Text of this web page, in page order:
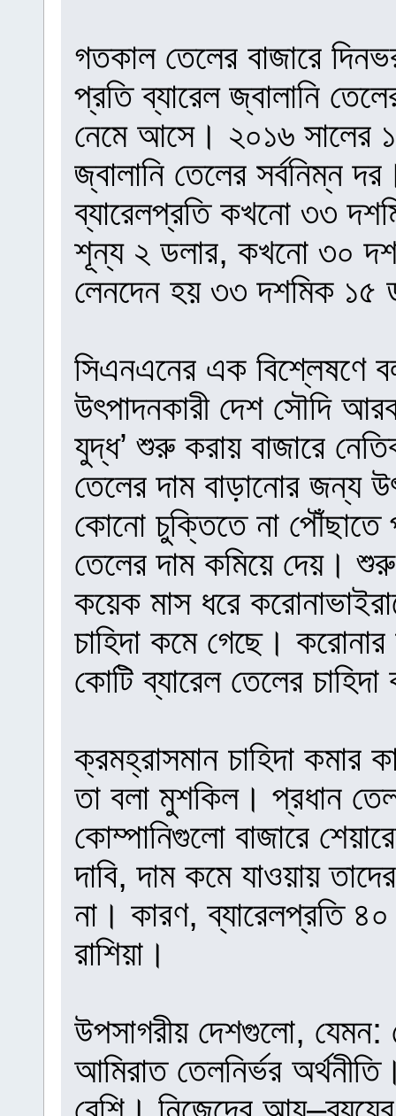
গতকাল তেলের বাজারে
প্রতি ব্যারেল জ্বালানি
নেমে আসে। ২০১৬ সালের
জ্বালানি তেলের সর্বনিম্ন
ব্যারেলপ্রতি কখনো ৩৩
শূন্য ২ ডলার, কখনো ৩০
লেনদেন হয় ৩৩ দশমিক ১৫
সিএনএনের এক বিশ্লেষণে
উৎপাদনকারী দেশ সৌদি
যুদ্ধ’ শুরু করায় বাজারে
তেলের দাম বাড়ানোর জন্য
কোনো চুক্তিতে না পৌঁছাতে
তেলের দাম কমিয়ে দেয়।
কয়েক মাস ধরে
চাহিদা কমে গেছে।
কোটি ব্যারেল তেলের
ক্রমহ্রাসমান চাহিদা কমার
তা বলা মুশকিল। প্রধান
কোম্পানিগুলো বাজারে
দাবি, দাম কমে যাওয়ায়
না। কারণ, ব্যারেলপ্রতি ৪০
রাশিয়া।
উপসাগরীয় দেশগুলো,
আমিরাত তেলনির্ভর